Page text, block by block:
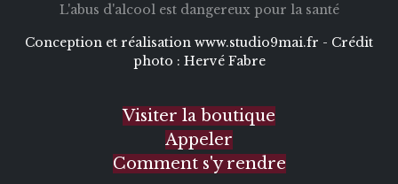
L'abus d'alcool est dangereux pour la santé
Conception et réalisation www.studio9mai.fr - Crédit
photo : Hervé Fabre
Visiter la boutique
Appeler
Comment s'y rendre